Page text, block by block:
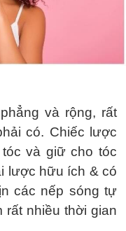
và rộng, rất
có. Chiếc lược
và giữ cho tóc
lược hữu ích & có
các nếp sóng tự
rất nhiều thời gian